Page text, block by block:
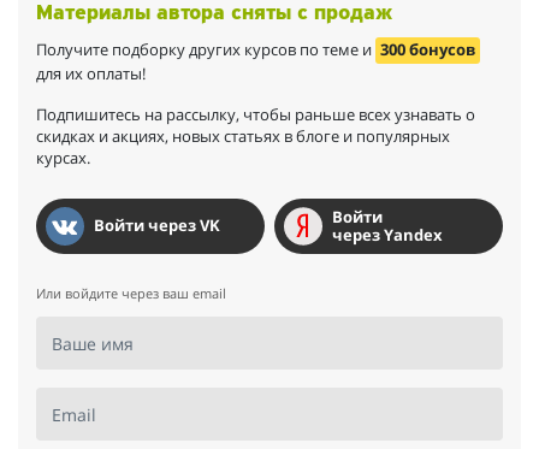
Материалы автора сняты с продаж
Получите подборку других курсов по теме и 300 бонусов
для их оплаты!
Подпишитесь на рассылку, чтобы раньше всех узнавать о
скидках и акциях, новых статьях в блоге и популярных
курсах.
Войти через VK
Войти
через Yandex
Или войдите через ваш email
Ваше имя
Email